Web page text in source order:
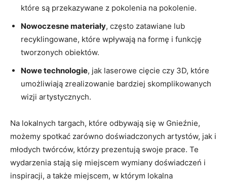
które są przekazywane⁣ z ⁣pokolenia‍ na ⁣pokolenie.
Nowoczesne materiały,​ często zatawiane lub
recyklingowane, które ‍wpływają na​ formę‌ i funkcję
tworzonych​ obiektów.
Nowe⁤ technologie, jak laserowe ⁤cięcie czy‌ 3D, które
umożliwiają zrealizowanie bardziej skomplikowanych‍
wizji artystycznych.
Na lokalnych targach, które odbywają się ‌w Gnieźnie,
możemy​ spotkać‌ zarówno doświadczonych artystów, ‌jak i
młodych⁢ twórców, którzy prezentują swoje⁤ prace. Te
⁢wydarzenia stają się ‍miejscem wymiany doświadczeń i
inspiracji, a także miejscem, w którym lokalna⁢